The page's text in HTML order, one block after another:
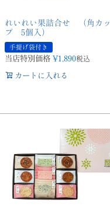
れいれい果詰合せ （角カッ
プ 5個入）
手提げ袋付き
当店特別価格 ¥1,890税込
カートに入れる